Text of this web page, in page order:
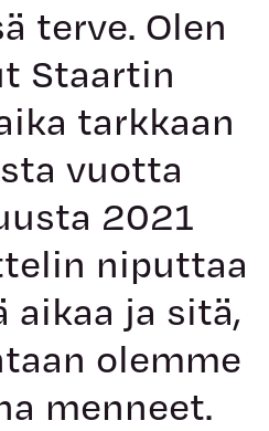
terve. Olen
Staartin
tarkkaan
vuotta
2021
niputtaa
aikaa ja sitä,
olemme
menneet.